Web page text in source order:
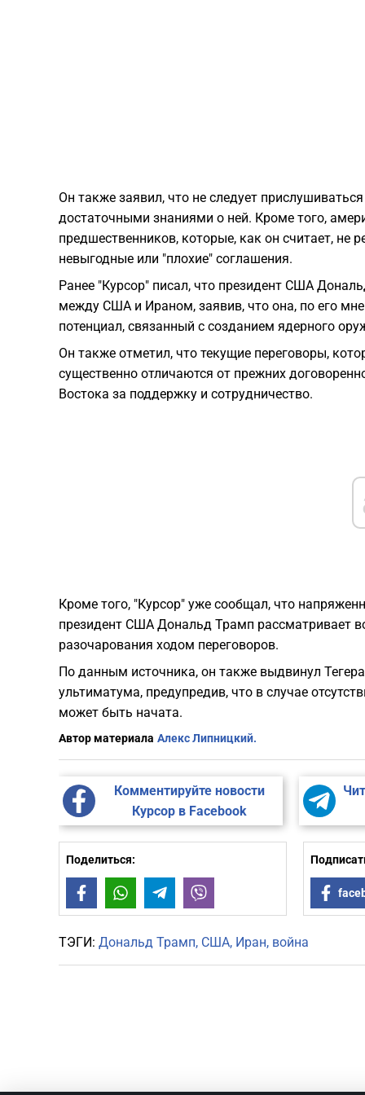
Он также заявил, что не следует
достаточными знаниями о ней. Кроме того,
предшественников, которые, как он считает, не
невыгодные или "плохие" соглашения.
Ранее "Курсор" писал, что президент США
между США и Ираном, заявив, что она, по его
потенциал, связанный с созданием ядерного
Он также отметил, что текущие переговоры,
существенно отличаются от прежних
Востока за поддержку и сотрудничество.
Кроме того, "Курсор" уже сообщал, что
президент США Дональд Трамп рассматривает
разочарования ходом переговоров.
По данным источника, он также выдвинул
ультиматума, предупредив, что в случае
может быть начата.
Автор материала Алекс Липницкий.
Комментируйте новости
Курсор в Facebook
Поделиться:
FacebookWhatsAppTelegram
ТЭГИ: Дональд Трамп США Иран война